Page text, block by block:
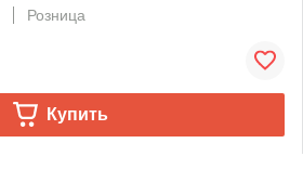
Розница
Купить